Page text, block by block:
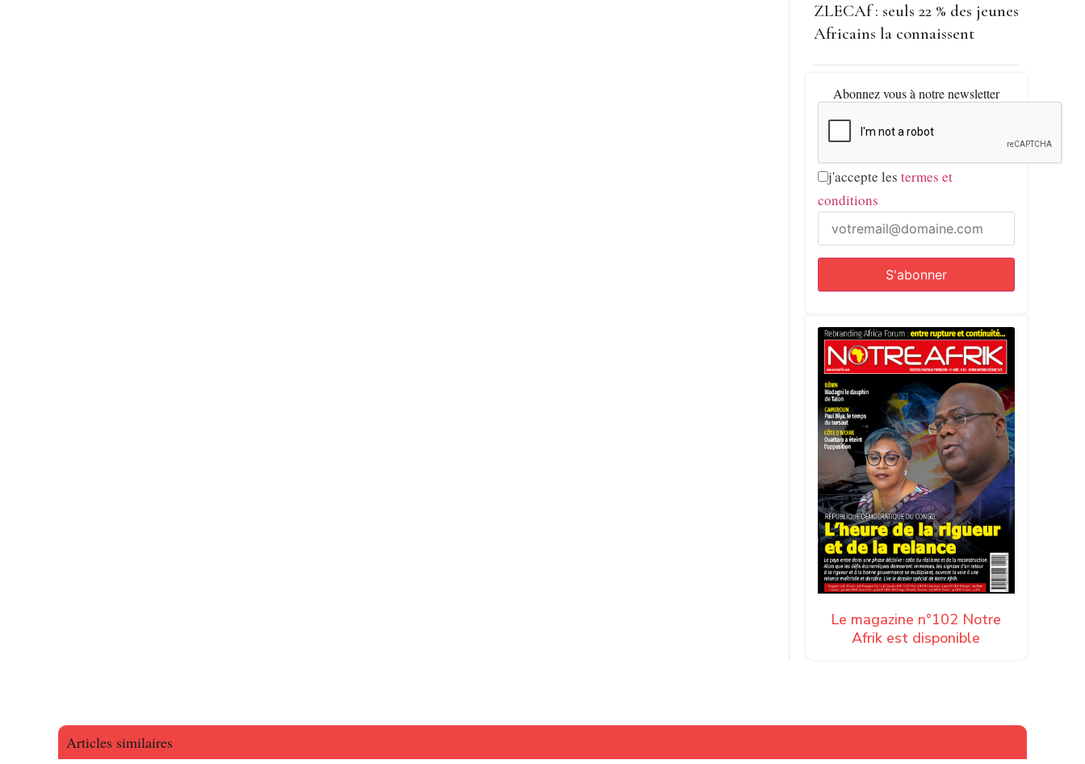
ZLECAf : seuls 22 % des jeunes
Africains la connaissent
Abonnez vous à notre newsletter
j'accepte les termes et
conditions
Le magazine n°102 Notre
Afrik est disponible
Articles similaires